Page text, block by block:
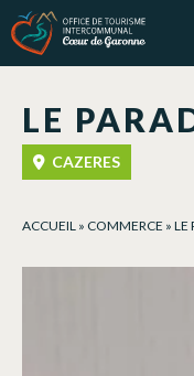
LE
CAZERES
ACCUEIL » COMMERCE » LE
Cookies management panel